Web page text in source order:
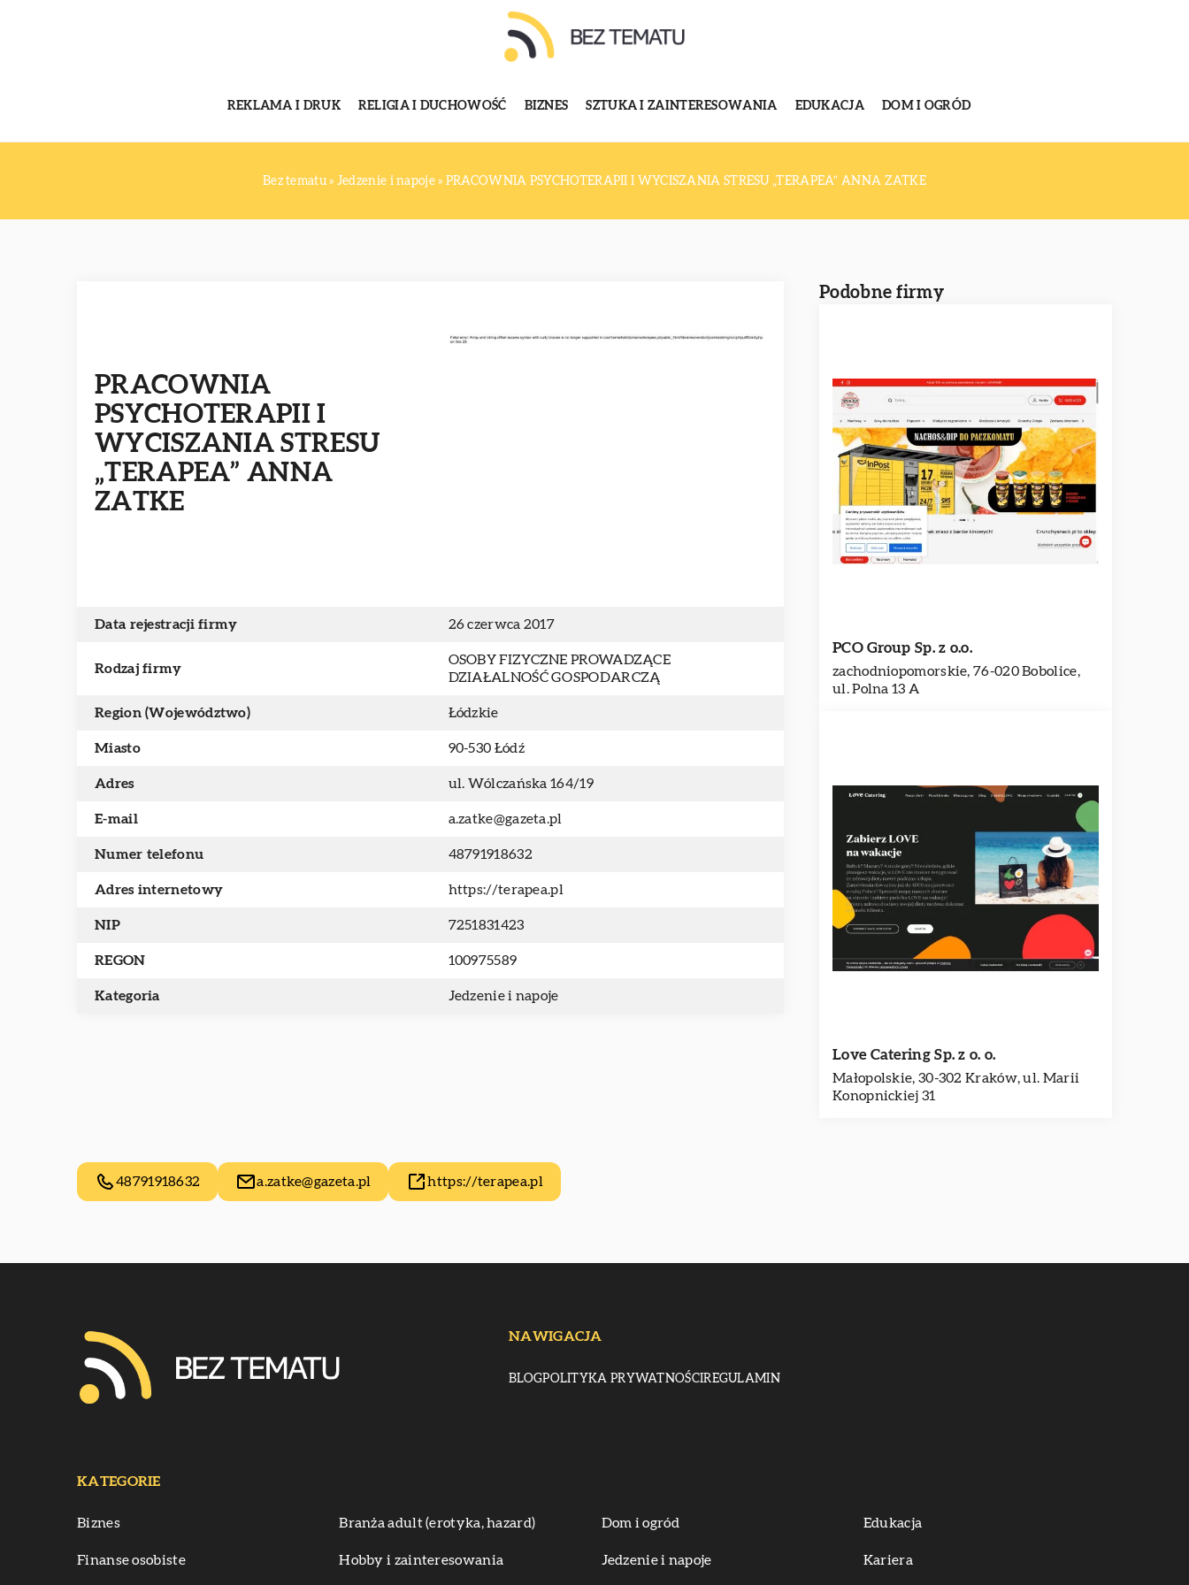
REKLAMA I DRUK RELIGIA I DUCHOWOŚĆ BIZNES SZTUKA I ZAINTERESOWANIA EDUKACJA DOM I OGRÓD
Bez tematu» Jedzenie i napoje» PRACOWNIA PSYCHOTERAPII I WYCISZANIA STRESU „TERAPEA” ANNA ZATKE
PRACOWNIA
PSYCHOTERAPII I
WYCISZANIA STRESU
„TERAPEA” ANNA
ZATKE
Data rejestracji firmy 26 czerwca 2017
Rodzaj firmy
OSOBY FIZYCZNE PROWADZĄCE
DZIAŁALNOŚĆ GOSPODARCZĄ
Region (Województwo) Łódzkie
Miasto 90-530 Łódź
Adres ul. Wólczańska 164/19
E-mail a.zatke@gazeta.pl
Numer telefonu 48791918632
Adres internetowy https://terapea.pl
NIP 7251831423
REGON 100975589
Kategoria Jedzenie i napoje
Podobne firmy
PCO Group Sp. z o.o.
zachodniopomorskie, 76-020 Bobolice,
ul. Polna 13 A
Love Catering Sp. z o. o.
Małopolskie, 30-302 Kraków, ul. Marii
Konopnickiej 31
48791918632 a.zatke@gazeta.pl https://terapea.pl
NAWIGACJA
BLOGPOLITYKA PRYWATNOŚCIREGULAMIN
KATEGORIE
Biznes Branża adult (erotyka, hazard) Dom i ogród Edukacja
Finanse osobiste Hobby i zainteresowania Jedzenie i napoje Kariera